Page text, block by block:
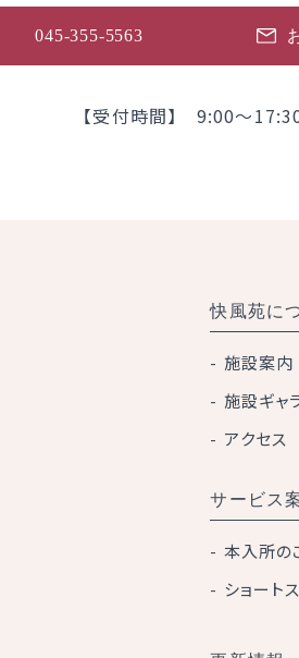
045-355-5563
【受付時間】 9:00～
快風苑に
施設案内
施設ギャ
アクセス
サービス
本入所の
ショート